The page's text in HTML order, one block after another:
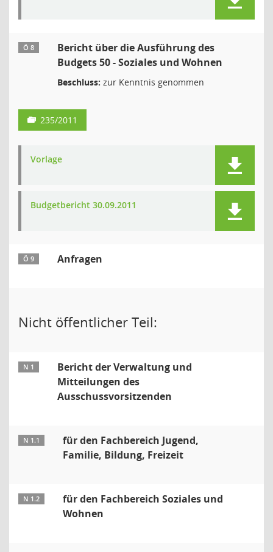
Ö 8
Bericht über die Ausführung des
Budgets 50 - Soziales und Wohnen
Beschluss: zur Kenntnis genommen
235/2011
Vorlage
Budgetbericht 30.09.2011
Ö 9 Anfragen
Nicht öffentlicher Teil:
N 1
Bericht der Verwaltung und
Mitteilungen des
Ausschussvorsitzenden
N 1.1
für den Fachbereich Jugend,
Familie, Bildung, Freizeit
N 1.2
für den Fachbereich Soziales und
Wohnen